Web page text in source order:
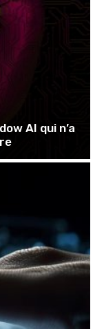
AI qui n’a